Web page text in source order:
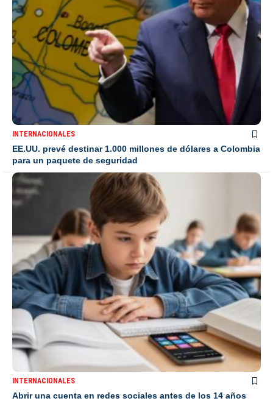
INTERNACIONALES
EE.UU. prevé destinar 1.000 millones de dólares a Colombia
para un paquete de seguridad
INTERNACIONALES
Abrir una cuenta en redes sociales antes de los 14 años